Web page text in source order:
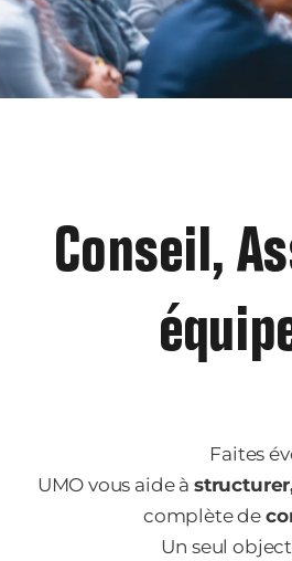
Conseil,
Faites
UMO vous aide à
complète de
Un seul